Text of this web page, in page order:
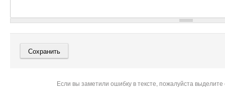
Если вы заметили ошибку в тексте, пожалуйста